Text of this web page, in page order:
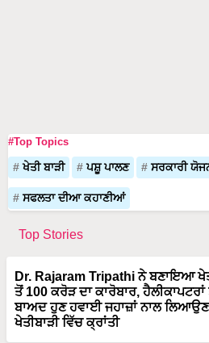
#Top Topics
ਖੇਤੀ ਬਾੜੀ ਪਸ਼ੂ ਪਾਲਣ ਸਰਕਾਰੀ
ਸਫਲਤਾ ਦੀਆ ਕਹਾਣੀਆਂ
Top Stories
Dr. Rajaram Tripathi ਨੇ ਬਣਾਇਆ
ਤੋਂ 100 ਕਰੋੜ ਦਾ ਕਾਰੋਬਾਰ, ਹੈਲੀਕਾਪਟਰਾਂ
ਬਾਅਦ ਹੁਣ ਹਵਾਈ ਜਹਾਜ਼ਾਂ ਨਾਲ
ਖੇਤੀਬਾੜੀ ਵਿੱਚ ਕ੍ਰਾਂਤੀ